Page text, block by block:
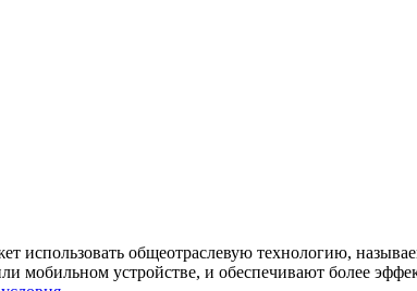
общеотраслевую технологию,
мобильном устройстве, и обеспечивают более